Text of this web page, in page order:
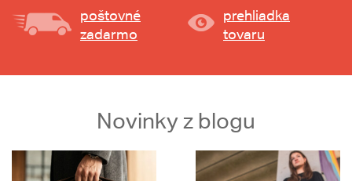
poštovné
zadarmo
prehliadka
tovaru
Novinky z blogu